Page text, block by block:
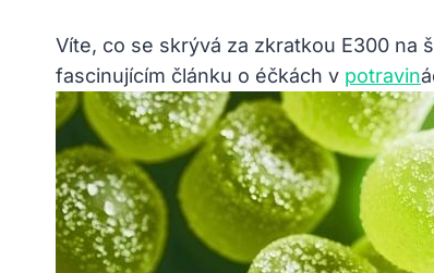
Víte, co se skrývá za zkratkou E300 na
fascinujícím článku o éčkách v potravin